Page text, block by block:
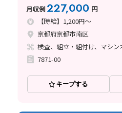
月収例227,000 円
【時給】1,200円～
京都府京都市南区
検査、組立・組付け、マシ
7871-00
キープする